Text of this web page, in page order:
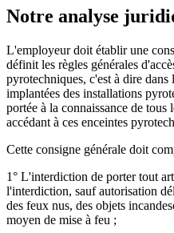
Notre analyse
L'employeur doit établir une
définit les règles générales
pyrotechniques, c'est à dire
implantées des installations
portée à la connaissance de tous
accédant à ces enceintes
Cette consigne générale doit
1° L'interdiction de porter tout
l'interdiction, sauf autorisation
des feux nus, des objets
moyen de mise à feu ;